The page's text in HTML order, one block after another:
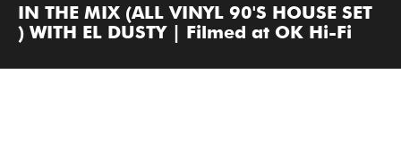
IN THE MIX (ALL VINYL 90'S HOUSE SET
) WITH EL DUSTY | Filmed at OK Hi-Fi